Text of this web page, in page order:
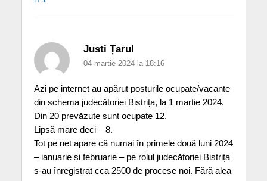
Justi Țarul
04 martie 2024 la 18:16
Azi pe internet au apărut posturile ocupate/vacante
din schema judecătoriei Bistrița, la 1 martie 2024.
Din 20 prevăzute sunt ocupate 12.
Lipsă mare deci – 8.
Tot pe net apare că numai în primele două luni 2024
– ianuarie și februarie – pe rolul judecătoriei Bistrița
s-au înregistrat cca 2500 de procese noi. Fără alea